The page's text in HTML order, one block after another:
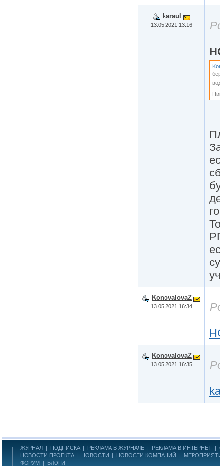
karaul
13.05.2021 13:16
KonovalovaZ
13.05.2021 16:34
KonovalovaZ
13.05.2021 16:35
ЖУРНАЛ | ПОДПИСКА | РЕКЛАМА В ЖУРНАЛЕ | РЕКЛАМА В ИНТЕРНЕТ |
НОВОСТИ ПРОЕКТА | НОВОСТИ | НОВОСТИ КОМПАНИЙ |
ФОРУМ | БЛОГИ